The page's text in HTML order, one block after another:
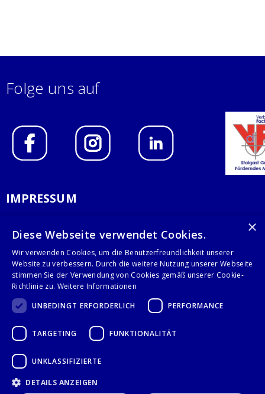
Folge uns auf
IMPRESSUM
AGB
KONTAKT
Stalgast GmbH
28359 Bremen
+49 421 408844-0
×
Diese Webseite verwendet Cookies.
Wir verwenden Cookies, um die Benutzerfreundlichkeit unserer
Website zu verbessern. Durch die weitere Nutzung unserer Webseite
stimmen Sie der Verwendung von Cookies gemäß unserer Cookie-
Richtlinie zu. Weitere Informationen
UNBEDINGT ERFORDERLICH
PERFORMANCE
TARGETING FUNKTIONALITÄT
UNKLASSIFIZIERTE
DETAILS ANZEIGEN